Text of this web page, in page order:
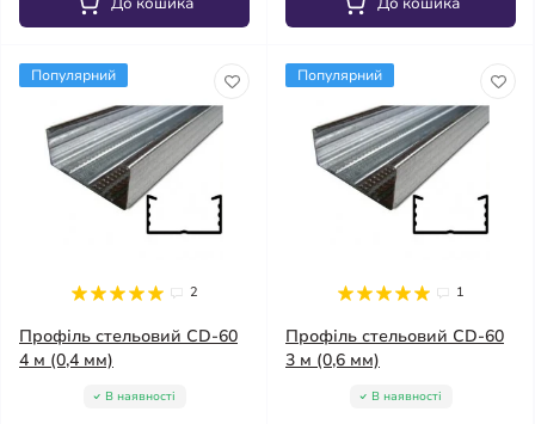
Популярний
2
Профіль стельовий CD-60
4 м (0,4 мм)
В наявності
Популярний
1
Профіль стельовий CD-60
3 м (0,6 мм)
В наявності